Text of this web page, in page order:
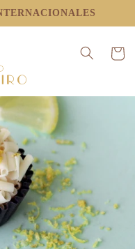
Carrito